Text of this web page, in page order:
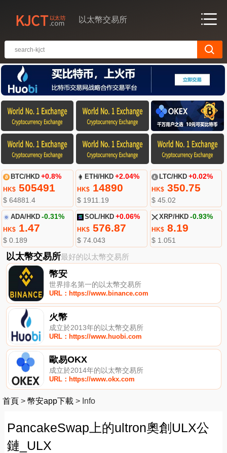
以太幣交易所
BTC/HKD +0.8%
HK$505491
$ 64881.4
ETH/HKD +2.04%
HK$ 14890
$ 1911.19
LTC/HKD +0.02%
HK$350.75
$ 45.02
ADA/HKD -0.31%
HK$1.47
$ 0.189
SOL/HKD +0.06%
HK$ 576.87
$ 74.043
XRP/HKD -0.93%
HK$8.19
$ 1.051
以太幣交易所最好的以太幣交易所
幣安
世界排名第一的以太幣交易所
URL：https://www.binance.com
火幣
成立於2013年的以太幣交易所
URL：https://www.huobi.com
歐易OKX
成立於2014年的以太幣交易所
URL：https://www.okx.com
首頁 > 幣安app下載 > Info
PancakeSwap上的ultron奧創ULX公
鏈_ULX